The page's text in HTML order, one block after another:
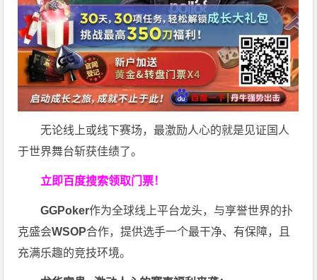
无论线上或线下赛场，最激励人心的就是见证国人
于世界舞台斩获佳绩了。
立即百度搜索领取门票！
GGPoker作为全球线上平台龙头，与享誉世界的扑
克盛会WSOP合作，提供选手一个最干净、有保障，且
充满乐趣的竞技环境。